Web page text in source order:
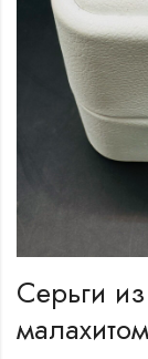
Серьги
малахитом